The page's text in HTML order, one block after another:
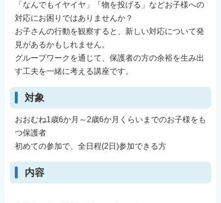
「なんでもイヤイヤ」「物を投げる」などお子様への
対応にお困りではありませんか？
お子さんの行動を観察すると、新しい対応について発
見があるかもしれません。
グループワークを通じて、保護者の方の余裕を生み出
す工夫を一緒に考える講座です。
対象
おおむね1歳6か月～2歳6か月くらいまでのお子様をも
つ保護者
初めての参加で、全日程(2日)参加できる方
内容